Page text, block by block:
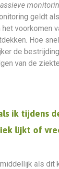
geldt
voorkomen
Hoe
de
van de
ik tijdens
lijkt of
als dit